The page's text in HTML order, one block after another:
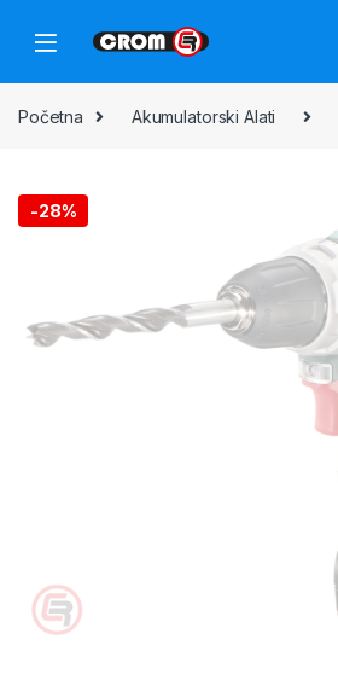
Početna Akumulatorski Alati
-28%